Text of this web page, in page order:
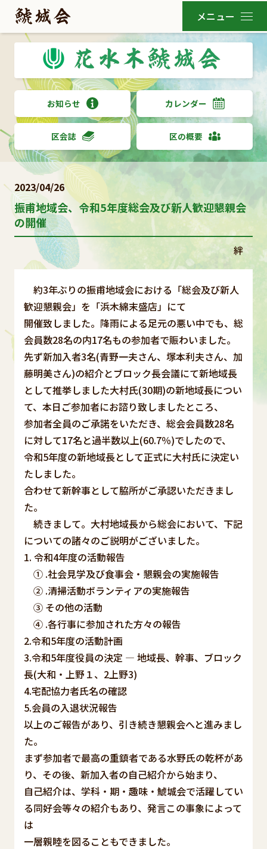
お知らせ カレンダー
区会誌 区の概要
2023/04/26
振甫地域会、令和5年度総会及び新人歓迎懇親会
の開催
絆
約3年ぶりの振甫地域会における「総会及び新人
歓迎懇親会」を「浜木綿末盛店」にて
開催致しました。降雨による足元の悪い中でも、総
会員数28名の内17名もの参加者で賑わいました。
先ず新加入者3名(青野一夫さん、塚本利夫さん、加
藤明美さん)の紹介とブロック長会議にて新地域長
として推挙しました大村氏(30期)の新地域長につい
て、本日ご参加者にお諮り致しましたところ、
参加者全員のご承諾をいただき、総会会員数28名
に対して17名と過半数以上(60.7％)でしたので、
令和5年度の新地域長として正式に大村氏に決定い
たしました。
合わせて新幹事として脇所がご承認いただきまし
た。
続きまして。大村地域長から総会において、下記
についての諸々のご説明がございました。
1. 令和4年度の活動報告
① .社会見学及び食事会・懇親会の実施報告
② .清掃活動ボランティアの実施報告
③ その他の活動
④ .各行事に参加された方々の報告
2.令和5年度の活動計画
3.令和5年度役員の決定 ― 地域長、幹事、ブロック
長(大和・上野１、2上野3)
4.宅配協力者氏名の確認
5.会員の入退状況報告
以上のご報告があり、引き続き懇親会へと進みまし
た。
まず参加者で最高の重鎮者である水野氏の乾杯があ
り、その後、新加入者の自己紹介から始まり、
自己紹介は、学科・期・趣味・鯱城会で活躍してい
る同好会等々の紹介もあり、発言この事象によって
は
一層親睦を図ることもできました。